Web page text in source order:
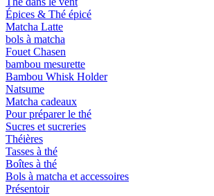
Épices & Thé épicé
Matcha Latte
bols à matcha
Fouet Chasen
bambou mesurette
Bambou Whisk Holder
Natsume
Matcha cadeaux
Pour préparer le thé
Sucres et sucreries
Théières
Tasses à thé
Boîtes à thé
Bols à matcha et accessoires
Présentoir